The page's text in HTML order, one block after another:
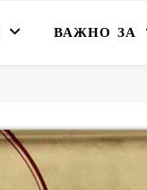
ВАЖНО ЗА